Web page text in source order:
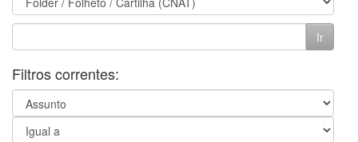
Filtros correntes: